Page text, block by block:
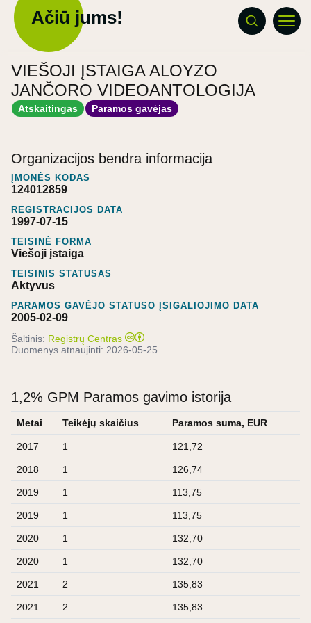
Ačiū jums!
VIEŠOJI ĮSTAIGA ALOYZO
JANČORO VIDEOANTOLOGIJA
Atskaitingas Paramos gavėjas
Organizacijos bendra informacija
ĮMONĖS KODAS
124012859
REGISTRACIJOS DATA
1997-07-15
TEISINĖ FORMA
Viešoji įstaiga
TEISINIS STATUSAS
Aktyvus
PARAMOS GAVĖJO STATUSO ĮSIGALIOJIMO DATA
2005-02-09
Šaltinis: Registrų Centras
Duomenys atnaujinti: 2026-05-25
1,2% GPM Paramos gavimo istorija
Metai Teikėjų skaičius Paramos suma, EUR
2017 1 121,72
2018 1 126,74
2019 1 113,75
2019 1 113,75
2020 1 132,70
2020 1 132,70
2021 2 135,83
2021 2 135,83